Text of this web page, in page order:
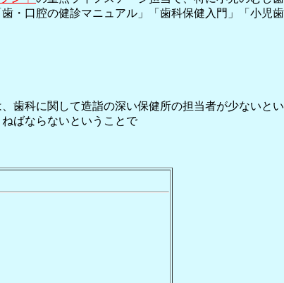
・口腔の健診マニュアル」「歯科保健入門」「小児
歯科に関して造詣の深い保健所の担当者が少ないと
ばならないということで